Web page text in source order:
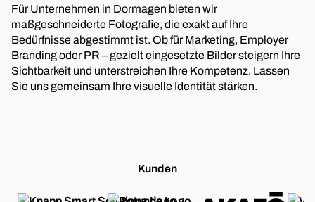
Für Unternehmen in Dormagen bieten wir
maßgeschneiderte Fotografie, die exakt auf Ihre
Bedürfnisse abgestimmt ist. Ob für Marketing, Employer
Branding oder PR – gezielt eingesetzte Bilder steigern Ihre
Sichtbarkeit und unterstreichen Ihre Kompetenz. Lassen
Sie uns gemeinsam Ihre visuelle Identität stärken.
Kunden